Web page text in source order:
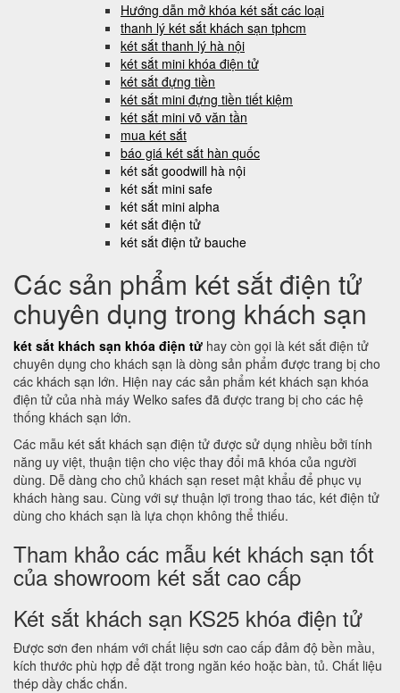
Hướng dẫn mở khóa két sắt các loại
thanh lý két sắt khách sạn tphcm
két sắt thanh lý hà nội
két sắt mini khóa điện tử
két sắt đựng tiền
két sắt mini đựng tiền tiết kiệm
két sắt mini võ văn tần
mua két sắt
báo giá két sắt hàn quốc
két sắt goodwill hà nội
két sắt mini safe
két sắt mini alpha
két sắt điện tử
két sắt điện tử bauche
Các sản phẩm két sắt điện tử
chuyên dụng trong khách sạn
két sắt khách sạn khóa điện tử hay còn gọi là két sắt điện tử
chuyên dụng cho khách sạn là dòng sản phẩm được trang bị cho
các khách sạn lớn. Hiện nay các sản phẩm két khách sạn khóa
điện tử của nhà máy Welko safes đã được trang bị cho các hệ
thống khách sạn lớn.
Các mẫu két sắt khách sạn điện tử được sử dụng nhiều bởi tính
năng uy việt, thuận tiện cho việc thay đổi mã khóa của người
dùng. Dễ dàng cho chủ khách sạn reset mật khẩu để phục vụ
khách hàng sau. Cùng với sự thuận lợi trong thao tác, két điện tử
dùng cho khách sạn là lựa chọn không thể thiếu.
Tham khảo các mẫu két khách sạn tốt
của showroom két sắt cao cấp
Két sắt khách sạn KS25 khóa điện tử
Được sơn đen nhám với chất liệu sơn cao cấp đảm độ bền mầu,
kích thước phù hợp để đặt trong ngăn kéo hoặc bàn, tủ. Chất liệu
thép dầy chắc chắn.